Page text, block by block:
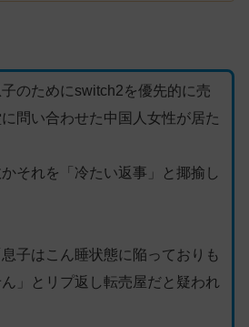
のためにswitch2を優先的に売
問い合わせた中国人女性が居た
それを「冷たい返事」と揶揄し
子はこん睡状態に陥っておりも
」とリプ返し転売屋だと疑われ